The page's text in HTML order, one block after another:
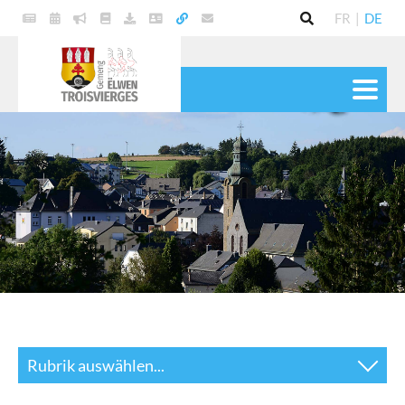
FR | DE
GEMEINDE
DIENSTE
LEBEN
Rubrik auswählen...